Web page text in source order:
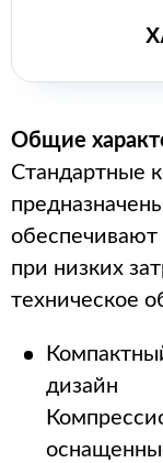
Общие
Стандартные
обеспечивают
при низких
техническое
дизайн